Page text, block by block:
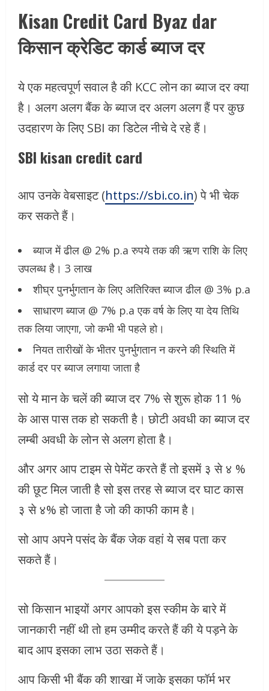
Kisan Credit Card Byaz dar
किसान क्रेडिट कार्ड ब्याज दर
ये एक महत्वपूर्ण सवाल है की KCC लोन का ब्याज दर क्या
है। अलग अलग बैंक के ब्याज दर अलग अलग हैं पर कुछ
उदहारण के लिए SBI का डिटेल नीचे दे रहे हैं।
SBI kisan credit card
आप उनके वेबसाइट (https://sbi.co.in) पे भी चेक
कर सकते हैं।
ब्याज में ढील @ 2% p.a रुपये तक की ऋण राशि के लिए
उपलब्ध है। 3 लाख
शीघ्र पुनर्भुगतान के लिए अतिरिक्त ब्याज ढील @ 3% p.a
साधारण ब्याज @ 7% p.a एक वर्ष के लिए या देय तिथि
तक लिया जाएगा, जो कभी भी पहले हो।
नियत तारीखों के भीतर पुनर्भुगतान न करने की स्थिति में
कार्ड दर पर ब्याज लगाया जाता है
सो ये मान के चलें की ब्याज दर 7% से शुरू होक 11 %
के आस पास तक हो सकती है। छोटी अवधी का ब्याज दर
लम्बी अवधी के लोन से अलग होता है।
और अगर आप टाइम से पेमेंट करते हैं तो इसमें ३ से ४ %
की छूट मिल जाती है सो इस तरह से ब्याज दर घाट कास
३ से ४% हो जाता है जो की काफी काम है।
सो आप अपने पसंद के बैंक जेक वहां ये सब पता कर
सकते हैं।
सो किसान भाइयों अगर आपको इस स्कीम के बारे में
जानकारी नहीं थी तो हम उम्मीद करते हैं की ये पड़ने के
बाद आप इसका लाभ उठा सकते हैं।
आप किसी भी बैंक की शाखा में जाके इसका फॉर्म भर